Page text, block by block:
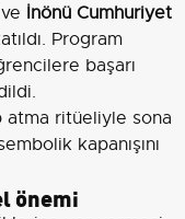
ve İnönü Cumhuriyet
Program
başarı
ritüeliyle sona
kapanışını
önemi